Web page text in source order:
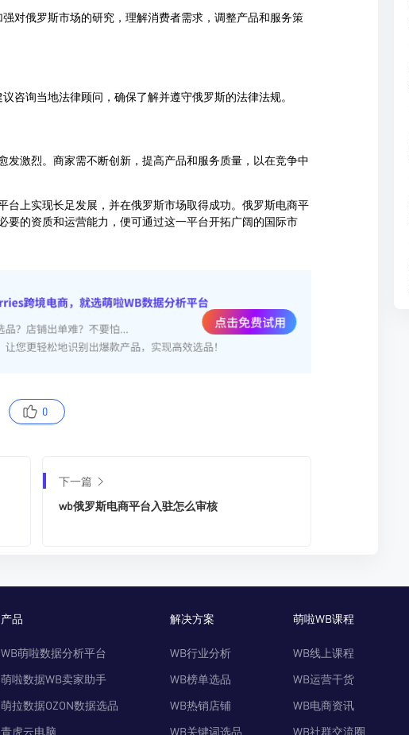
0
下一篇
wb俄罗斯电商平台入驻怎么审核
产品
WB萌啦数据分析平台
萌啦数据WB卖家助手
萌拉数据OZON数据选品
青虎云电脑
解决方案
WB行业分析
WB榜单选品
WB热销店铺
WB关键词选品
萌啦WB课程
WB线上课程
WB运营干货
WB电商资讯
WB社群交流圈